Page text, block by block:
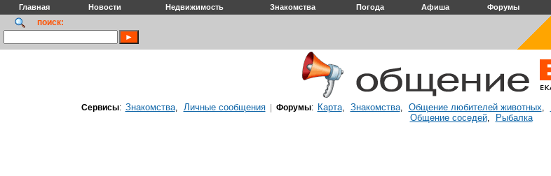
Главная Новости Недвижимость Знакомства Погода Афиша Форумы
поиск:
Сервисы: Знакомства, Личные сообщения| Форумы: Карта, Знакомства, Общение любителей животных,
Общение соседей, Рыбалка